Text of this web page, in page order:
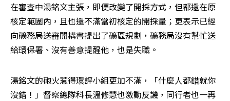
在審查中湯銘文主張，即便改變了開採方式，但都還在原
核定範圍內，且也還不滿當初核定的開採量；更表示已經
向礦務局送審開構書提出了礦區規劃，礦務局沒有幫忙送
給環保署、沒有善意提醒他，也是失職。
湯銘文的砲火惹得環評小組更加不滿，「什麼人都錯就你
沒錯！」督察總隊科長溫修慧也激動反譏，同行者也一再